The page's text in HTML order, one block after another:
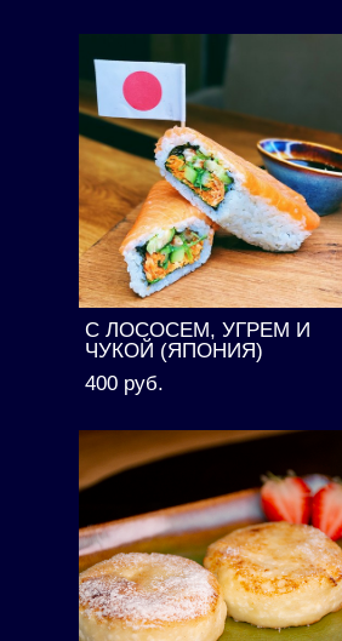
С ЛОСОСЕМ, УГРЕМ И
ЧУКОЙ (ЯПОНИЯ)
400 pуб.